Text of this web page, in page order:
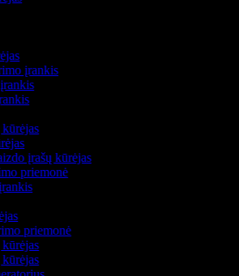
įrankis
įrašų kūrėjas
priemonė
priemonė